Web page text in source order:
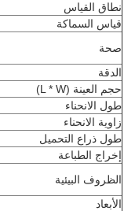
نطاق القياس
قياس السماكة
صحة
الدقة
حجم العينة (L * W)
طول الانحناء
زاوية الانحناء
طول ذراع التحميل
إخراج الطباعة
الظروف البيئية
الأبعاد